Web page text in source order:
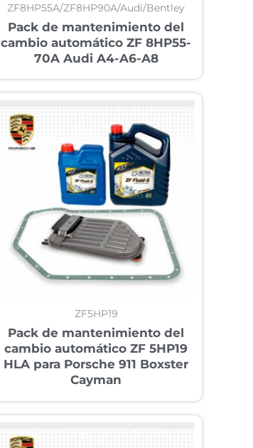
ZF8HP55A/ZF8HP90A/Audi/Bentley
Pack de mantenimiento del
cambio automático ZF 8HP55-
70A Audi A4-A6-A8
ZF5HP19
Pack de mantenimiento del
cambio automático ZF 5HP19
HLA para Porsche 911 Boxster
Cayman